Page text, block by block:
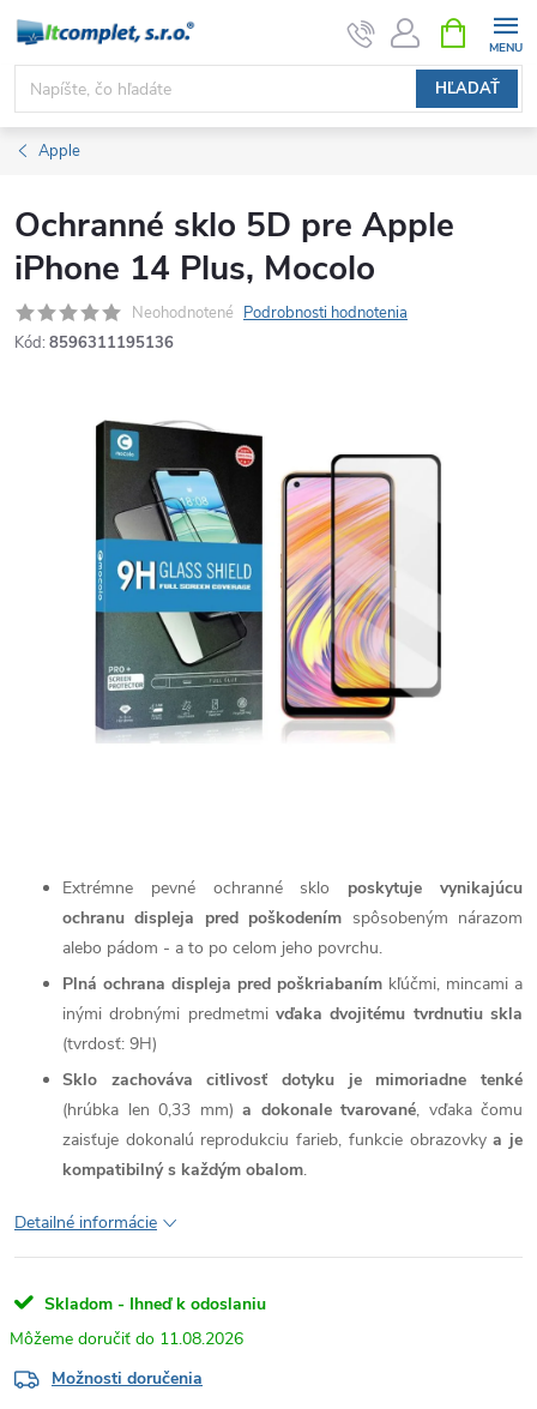
Prejsť
obsah
HĽADAŤ
KOŠÍK
Apple
Ochranné sklo 5D pre Apple
iPhone 14 Plus, Mocolo
Neohodnotené Podrobnosti hodnotenia
Kód: 8596311195136
Extrémne pevné ochranné sklo poskytuje vynikajúcu
ochranu displeja pred poškodením spôsobeným nárazom
alebo pádom - a to po celom jeho povrchu.
Plná ochrana displeja pred poškriabaním kľúčmi, mincami a
inými drobnými predmetmivďaka dvojitému tvrdnutiu skla
(tvrdosť: 9H)
Sklo zachováva citlivosť dotyku je mimoriadne tenké
(hrúbka len 0,33 mm) a dokonale tvarované, vďaka čomu
zaisťuje dokonalú reprodukciu farieb, funkcie obrazovkya je
kompatibilný s každým obalom.
Detailné informácie
Skladom - Ihneď k odoslaniu
11.08.2026
Možnosti doručenia